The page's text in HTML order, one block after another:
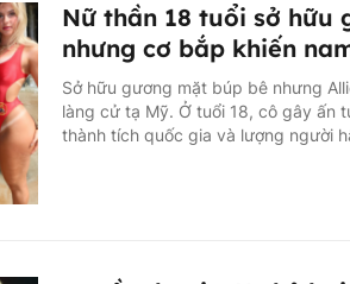
Nữ thần 18 tuổi sở hữu
nhưng cơ bắp khiến
Sở hữu gương mặt búp bê nhưng
làng cử tạ Mỹ. Ở tuổi 18, cô gây ấn
thành tích quốc gia và lượng người